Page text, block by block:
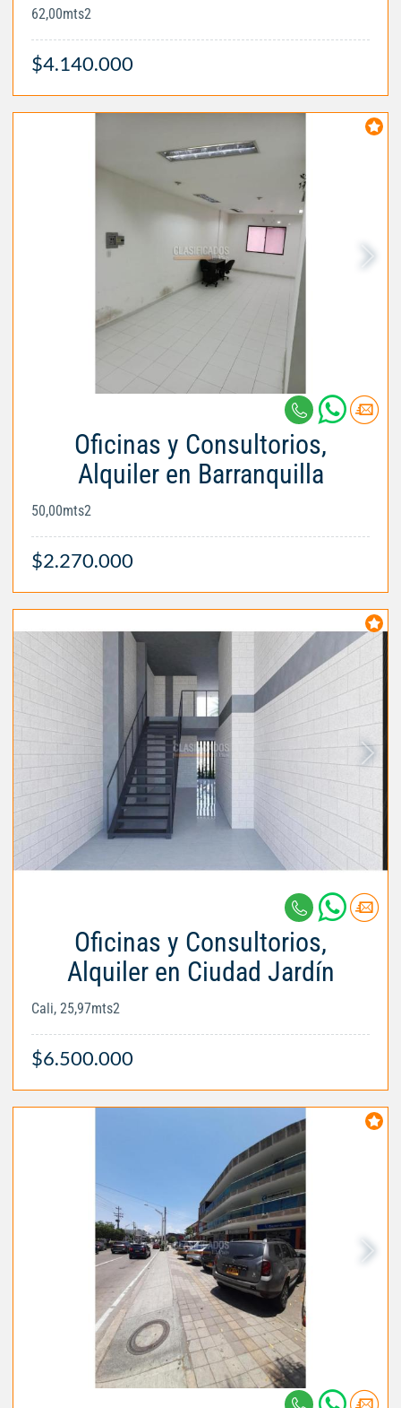
62,00mts2
$4.140.000
Oficinas y Consultorios,
Alquiler en Barranquilla
50,00mts2
$2.270.000
Oficinas y Consultorios,
Alquiler en Ciudad Jardín
Cali, 25,97mts2
$6.500.000